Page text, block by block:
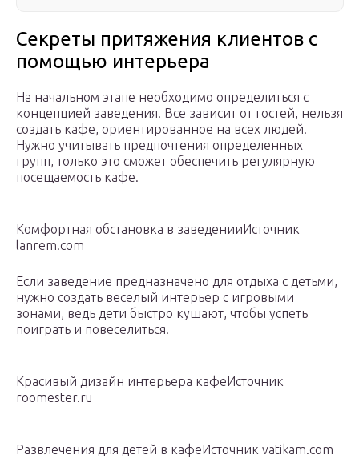
Секреты притяжения клиентов с
помощью интерьера
На начальном этапе необходимо определиться с
концепцией заведения. Все зависит от гостей, нельзя
создать кафе, ориентированное на всех людей.
Нужно учитывать предпочтения определенных
групп, только это сможет обеспечить регулярную
посещаемость кафе.
Комфортная обстановка в заведенииИсточник
lanrem.com
Если заведение предназначено для отдыха с детьми,
нужно создать веселый интерьер с игровыми
зонами, ведь дети быстро кушают, чтобы успеть
поиграть и повеселиться.
Красивый дизайн интерьера кафеИсточник
roomester.ru
Развлечения для детей в кафеИсточник vatikam.com